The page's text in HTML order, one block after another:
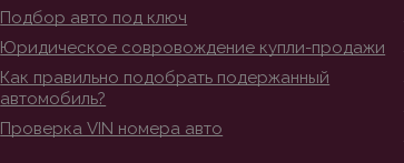
Подбор авто под ключ
Юридическое совровождение купли-продажи
Как правильно подобрать подержанный
автомобиль?
Проверка VIN номера авто